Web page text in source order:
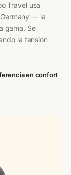
Travel usa
— la
gama. Se
la tensión
en confort